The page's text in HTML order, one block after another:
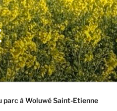
parc à Woluwé Saint-Etienne